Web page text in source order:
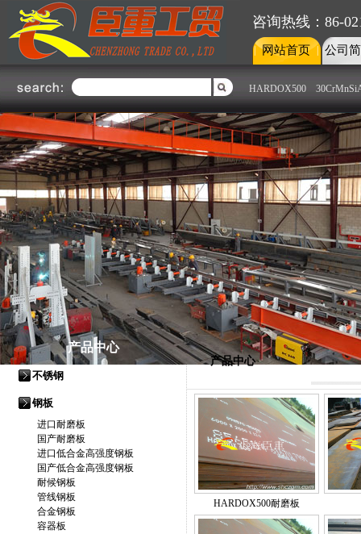
咨询热线：86-
网站首页 公司
HARDOX500
不锈钢部 钢板部
不锈钢部
上海臣重不锈钢部主要经销国内
外各大钢铁厂上海克虏伯、广州
联众、宁波宝新、山西太钢、张
家港浦项、昆山大庚、宝钢集
团、台湾烨联、南非哥伦布、日
本、芬兰OUTOKUMPU、南非
Colum......了解更多
产品中心
不锈钢
钢板
进口耐磨板
国产耐磨板
进口低合金高强度钢板
国产低合金高强度钢板
耐候钢板
管线钢板
合金钢板
容器板
产品中心
HARDOX500耐磨板